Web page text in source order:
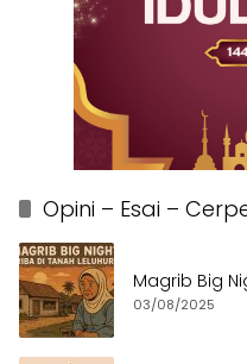
Opini – Esai –
Magrib Big
03/08/2025